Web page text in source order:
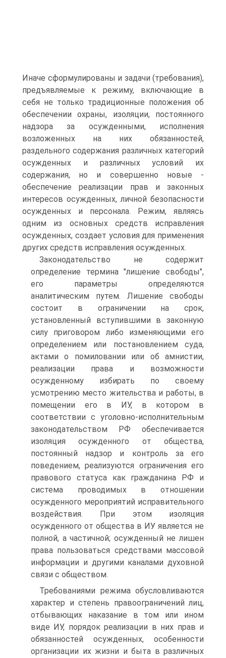
Иначе сформулированы и задачи (требования),
предъявляемые к режиму, включающие в
себя не только традиционные положения об
обеспечении охраны, изоляции, постоянного
надзора за осужденными, исполнения
возложенных на них обязанностей,
раздельного содержания различных категорий
осужденных и различных условий их
содержания, но и совершенно новые -
обеспечение реализации прав и законных
интересов осужденных, личной безопасности
осужденных и персонала. Режим, являясь
одним из основных средств исправления
осужденных, создает условия для применения
других средств исправления осужденных.
Законодательство не содержит
определение термина "лишение свободы",
его параметры определяются
аналитическим путем. Лишение свободы
состоит в ограничении на срок,
установленный вступившими в законную
силу приговором либо изменяющими его
определением или постановлением суда,
актами о помиловании или об амнистии,
реализации права и возможности
осужденному избирать по своему
усмотрению место жительства и работы, в
помещении его в ИУ, в котором в
соответствии с уголовно-исполнительным
законодательством РФ обеспечивается
изоляция осужденного от общества,
постоянный надзор и контроль за его
поведением, реализуются ограничения его
правового статуса как гражданина РФ и
система проводимых в отношении
осужденного мероприятий исправительного
воздействия. При этом изоляция
осужденного от общества в ИУ является не
полной, а частичной; осужденный не лишен
права пользоваться средствами массовой
информации и другими каналами духовной
связи с обществом.
Требованиями режима обусловливаются
характер и степень правоограничений лиц,
отбывающих наказание в том или ином
виде ИУ, порядок реализации в них прав и
обязанностей осужденных, особенности
организации их жизни и быта в различных